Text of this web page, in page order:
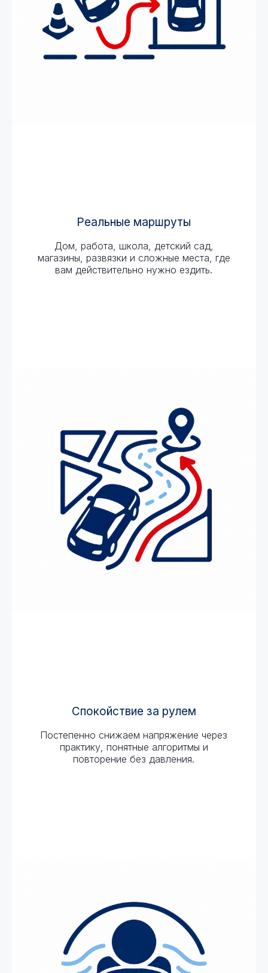
Реальные маршруты
Дом, работа, школа, детский сад,
магазины, развязки и сложные места, где
вам действительно нужно ездить.
Спокойствие за рулем
Постепенно снижаем напряжение через
практику, понятные алгоритмы и
повторение без давления.